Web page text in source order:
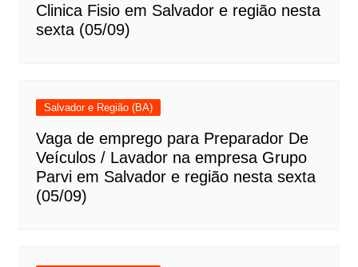
Clinica Fisio em Salvador e região nesta
sexta (05/09)
Salvador e Região (BA)
Vaga de emprego para Preparador De
Veículos / Lavador na empresa Grupo
Parvi em Salvador e região nesta sexta
(05/09)